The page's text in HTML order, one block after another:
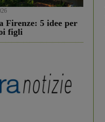
Firenze: 5 idee per
figli